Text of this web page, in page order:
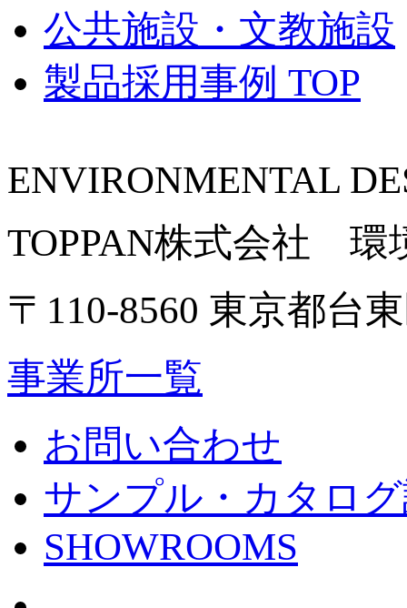
公共施設・文教施設
製品採用事例 TOP
ENVIRONMENTAL
TOPPAN株式会社 環
〒110-8560 東京都台
事業所一覧
お問い合わせ
サンプル・カタロ
SHOWROOMS